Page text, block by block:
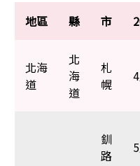
地區 縣 市
北海
道
北
海
道
札
幌
釧
路